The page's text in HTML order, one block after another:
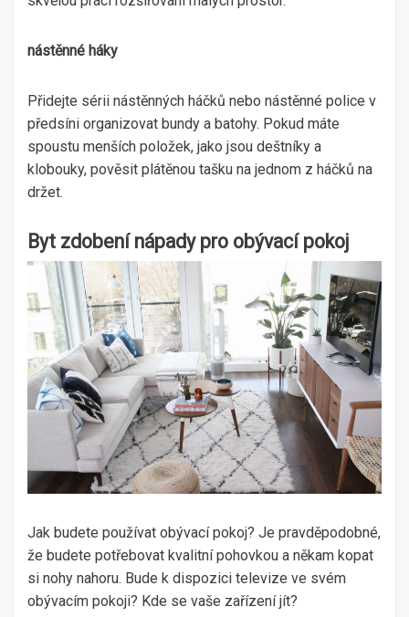
nástěnné háky
Přidejte sérii nástěnných háčků nebo nástěnné police v
předsíni organizovat bundy a batohy. Pokud máte
spoustu menších položek, jako jsou deštníky a
klobouky, pověsit plátěnou tašku na jednom z háčků na
držet.
Byt zdobení nápady pro obývací pokoj
Jak budete používat obývací pokoj? Je pravděpodobné,
že budete potřebovat kvalitní pohovkou a někam kopat
si nohy nahoru. Bude k dispozici televize ve svém
obývacím pokoji? Kde se vaše zařízení jít?